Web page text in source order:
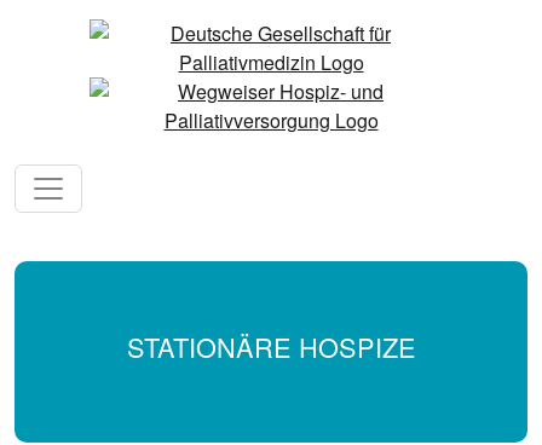
STATIONÄRE HOSPIZE